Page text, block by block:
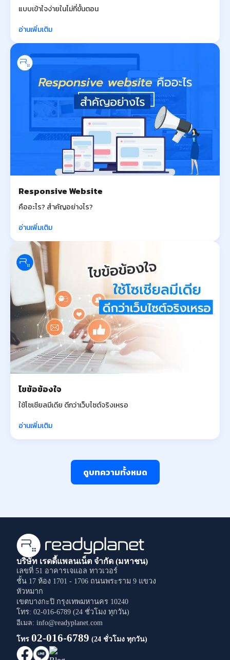
แบบเข้าใจง่ายในไม่กี่ขั้นตอน
อ่านเพิ่มเติม
Responsive Website
คืออะไร? สำคัญอย่างไร?
อ่านเพิ่มเติม
ไขข้อข้องใจ
ใช้โซเชียลมีเดีย ดีกว่าเว็บไซต์จริงเหรอ
อ่านเพิ่มเติม
ดูบทความทั้งหมด
บริษัท เรดดี้แพลนเน็ต จำกัด (มหาชน)
เลขที่ 51 อาคารเจแอล ทาวเวอร์
ชั้น 17 ห้อง 1701 - 1706 ถนนพระราม 9 แขวง
หัวหมาก
เขตบางกะปิ กรุงเทพมหานคร 10240
โทร: 02-016-6789 (24 ชั่วโมง ทุกวัน)
อีเมล: info@readyplanet.com
โทร 02-016-6789 (24 ชั่วโมง ทุกวัน)